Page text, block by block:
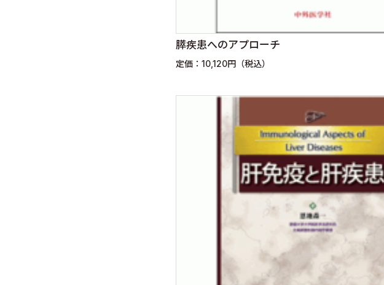
膵疾患へのアプローチ
定価：10,120円（税込）